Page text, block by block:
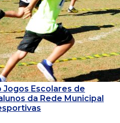
Escolares de
da Rede Municipal